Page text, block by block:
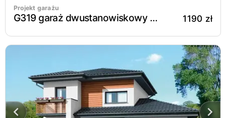
Projekt garażu
G319 garaż dwustanowiskowy z pomieszczeniem gospodarczym 1190 zł